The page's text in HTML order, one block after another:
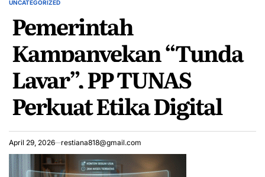
POSTED
UNCATEGORIZED
Pemerintah
Kampanyekan “Tunda
Layar”, PP TUNAS
Perkuat Etika Digital
April 29, 2026 restiana818@gmail.com